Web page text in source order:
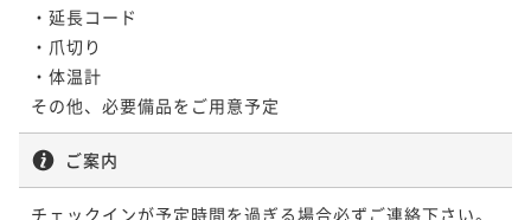
・延長コード
・爪切り
・体温計
ご案内
チェックインが予定時間を過ぎる場合必ずご連絡下さい。